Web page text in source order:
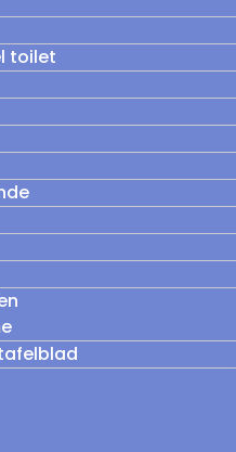
toilet